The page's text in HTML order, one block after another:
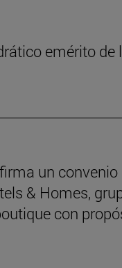
emérito de
un convenio
& Homes,
con